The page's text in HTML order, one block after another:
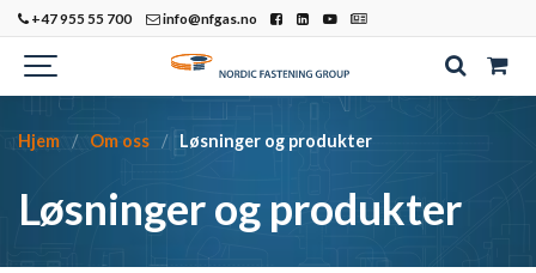
+47 955 55 700 info@nfgas.no
Hjem Om oss Løsninger og produkter
Løsninger og produkter